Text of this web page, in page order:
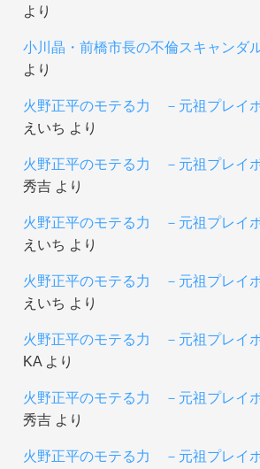
より
小川晶・前橋市長の不倫スキャンダ
より
火野正平のモテる力 －元祖プレイ
えいち より
火野正平のモテる力 －元祖プレイ
秀吉より
火野正平のモテる力 －元祖プレイ
えいち より
火野正平のモテる力 －元祖プレイ
えいち より
火野正平のモテる力 －元祖プレイ
KAより
火野正平のモテる力 －元祖プレイ
秀吉より
火野正平のモテる力 －元祖プレイ